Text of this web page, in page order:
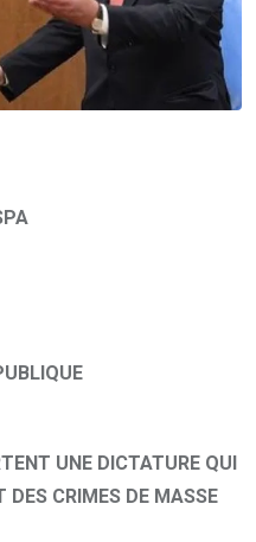
UNE DICTATURE QUI
DES CRIMES DE MASSE